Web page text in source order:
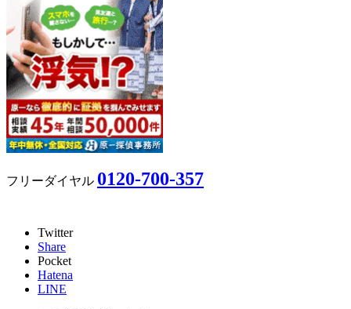
フリーダイヤル 0120-700-357
Twitter
Share
Pocket
Hatena
LINE